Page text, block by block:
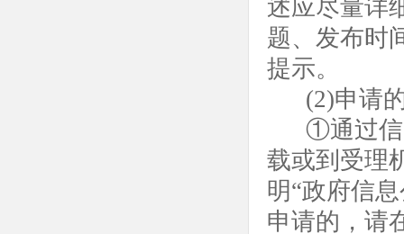
述应尽量详
题、发布时
提示。
(2)申请
①通过信
载或到受理
明“政府信
申请的，请